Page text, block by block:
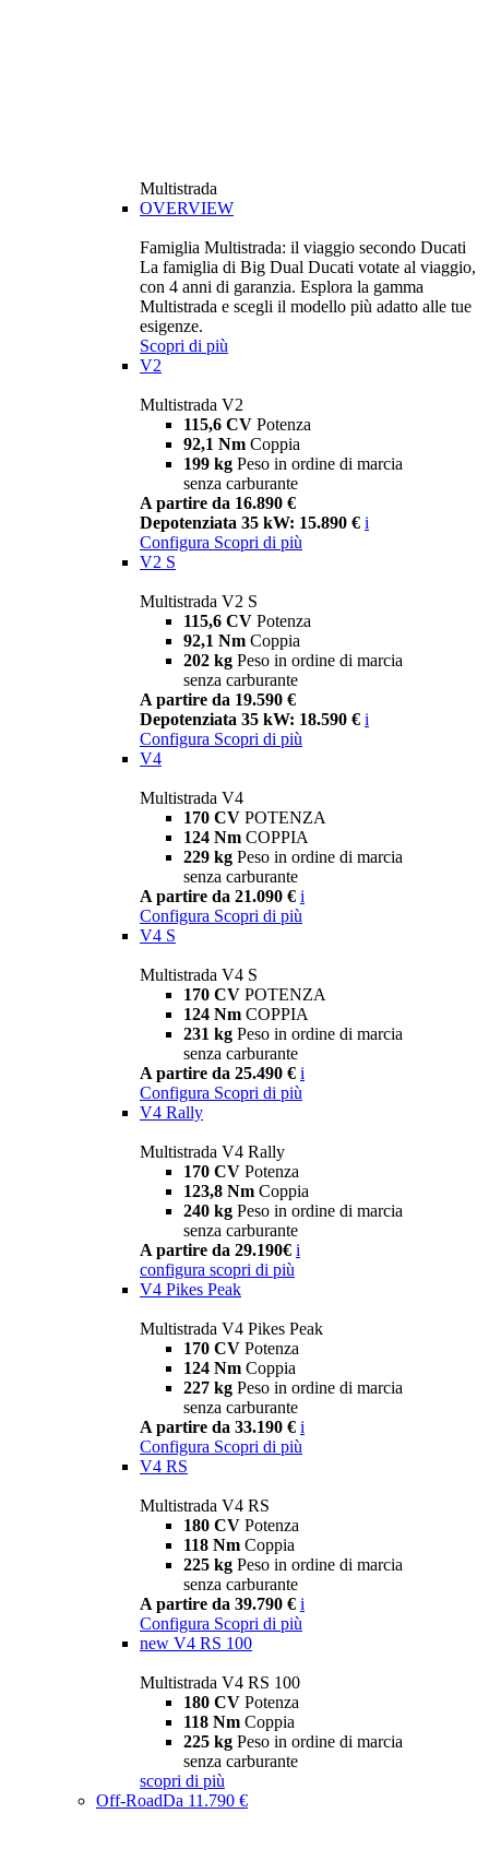
Multistrada
OVERVIEW
Famiglia Multistrada: il viaggio secondo Ducati
La famiglia di Big Dual Ducati votate al viaggio,
con 4 anni di garanzia. Esplora la gamma
Multistrada e scegli il modello più adatto alle tue
esigenze.
Scopri di più
V2
Multistrada V2
115,6 CV Potenza
92,1 Nm Coppia
199 kg Peso in ordine di marcia
senza carburante
A partire da 16.890 €
Depotenziata 35 kW: 15.890 € i
Configura Scopri di più
V2 S
Multistrada V2 S
115,6 CV Potenza
92,1 Nm Coppia
202 kg Peso in ordine di marcia
senza carburante
A partire da 19.590 €
Depotenziata 35 kW: 18.590 € i
Configura Scopri di più
V4
Multistrada V4
170 CV POTENZA
124 Nm COPPIA
229 kg Peso in ordine di marcia
senza carburante
A partire da 21.090 € i
Configura Scopri di più
V4 S
Multistrada V4 S
170 CV POTENZA
124 Nm COPPIA
231 kg Peso in ordine di marcia
senza carburante
A partire da 25.490 € i
Configura Scopri di più
V4 Rally
Multistrada V4 Rally
170 CV Potenza
123,8 Nm Coppia
240 kg Peso in ordine di marcia
senza carburante
A partire da 29.190€ i
configura scopri di più
V4 Pikes Peak
Multistrada V4 Pikes Peak
170 CV Potenza
124 Nm Coppia
227 kg Peso in ordine di marcia
senza carburante
A partire da 33.190 € i
Configura Scopri di più
V4 RS
Multistrada V4 RS
180 CV Potenza
118 Nm Coppia
225 kg Peso in ordine di marcia
senza carburante
A partire da 39.790 € i
Configura Scopri di più
new V4 RS 100
Multistrada V4 RS 100
180 CV Potenza
118 Nm Coppia
225 kg Peso in ordine di marcia
senza carburante
scopri di più
Off-RoadDa 11.790 €